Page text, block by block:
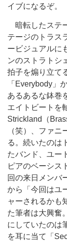
イブになるぞ。
暗転したステ
テージのトラス
ービジュアルに
ンのストラトシ
拍子を煽り立て
「Everybody」
あるあるな鉢巻
エイトビートを
Strickland（
（笑）、ファ
る。続いたのは
たバンド、ユー
ピアのベーシス
回の来日メンバ
から「今回はユ
ャーされるかも
た筆者は大興奮
にしていたのは
を耳に当て「